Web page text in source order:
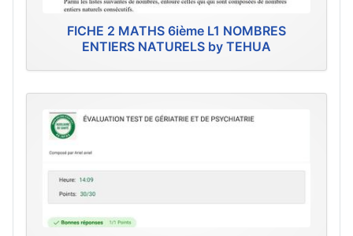
FICHE 2 MATHS 6ième L1 NOMBRES
ENTIERS NATURELS by TEHUA